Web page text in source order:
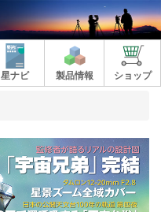
星ナビ 製品情報 ショップ